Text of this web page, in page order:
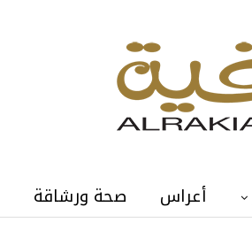
أعراس صحة ورشاقة